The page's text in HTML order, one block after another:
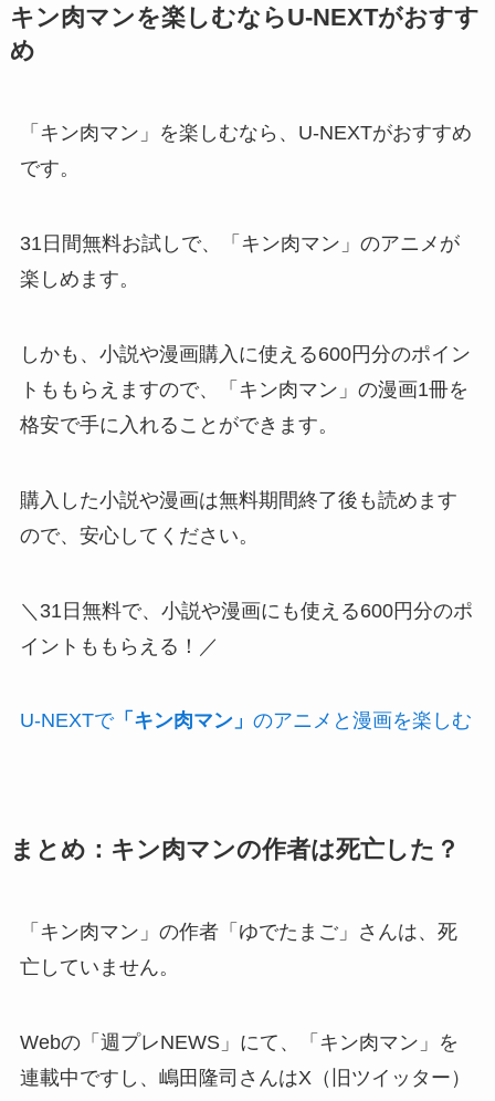
キン肉マンを楽しむならU-NEXTがおすす
め
「キン肉マン」を楽しむなら、U-NEXTがおすすめ
です。
31日間無料お試しで、「キン肉マン」のアニメが
楽しめます。
しかも、小説や漫画購入に使える600円分のポイン
トももらえますので、「キン肉マン」の漫画1冊を
格安で手に入れることができます。
購入した小説や漫画は無料期間終了後も読めます
ので、安心してください。
＼31日無料で、小説や漫画にも使える600円分のポ
イントももらえる！／
U-NEXTで「キン肉マン」 のアニメと漫画を楽しむ
まとめ：キン肉マンの作者は死亡した？
「キン肉マン」の作者「ゆでたまご」さんは、死
亡していません。
Webの「週プレNEWS」にて、「キン肉マン」を
連載中ですし、嶋田隆司さんはX（旧ツイッター）